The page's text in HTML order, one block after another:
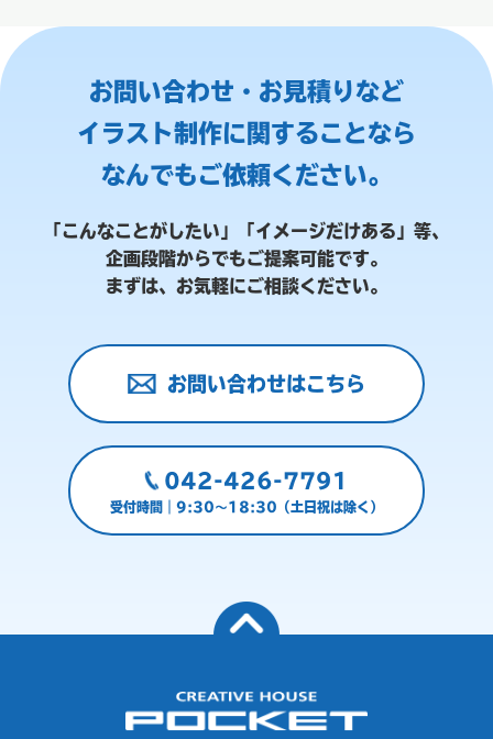
お問い合わせ・お見積りなど
イラスト制作に関することなら
なんでもご依頼ください。
「こんなことがしたい」「イメージだけある」等、
企画段階からでもご提案可能です。
まずは、お気軽にご相談ください。
お問い合わせはこちら
042-426-7791
受付時間｜9:30～18:30（土日祝は除く）